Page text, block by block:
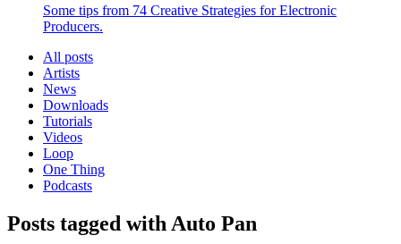
Some tips from 74 Creative Strategies for Electronic
Producers.
All posts
Artists
News
Downloads
Tutorials
Videos
Loop
One Thing
Podcasts
Posts tagged with Auto Pan